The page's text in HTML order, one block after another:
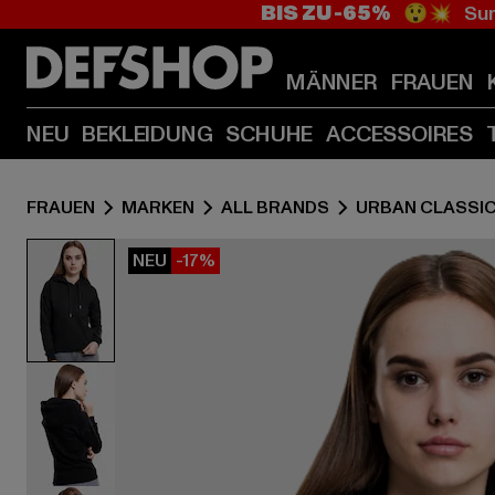
BIS ZU -65% 😲💥
MÄNNER FRAUEN
NEU BEKLEIDUNG SCHUHE ACCESSOIRES
FRAUEN MARKEN ALL BRANDS URBAN
NEU -17%